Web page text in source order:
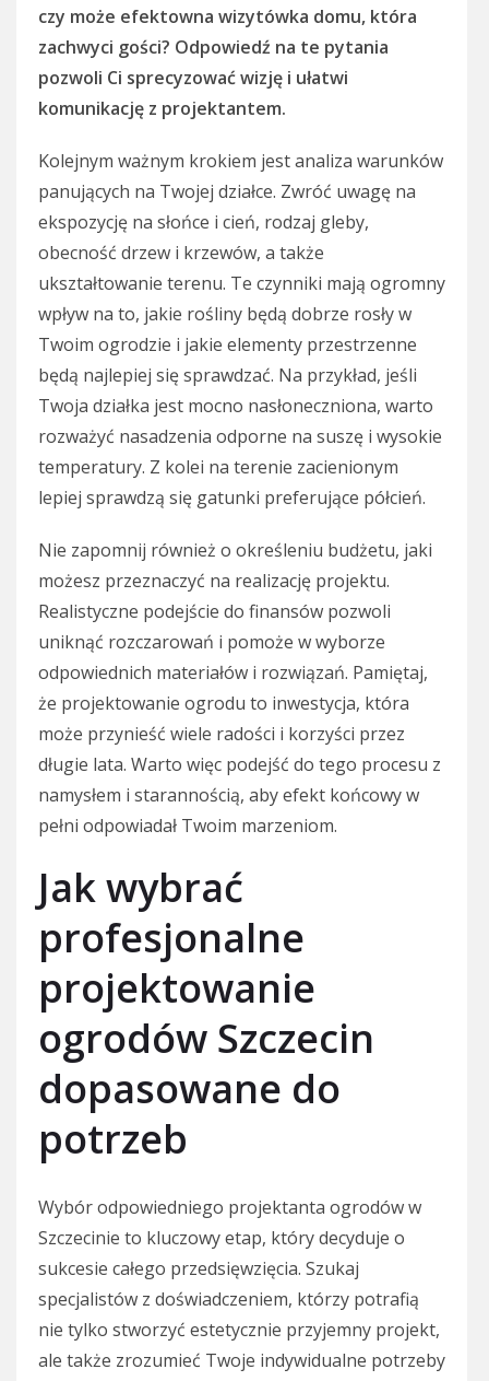
czy może efektowna wizytówka domu, która
zachwyci gości? Odpowiedź na te pytania
pozwoli Ci sprecyzować wizję i ułatwi
komunikację z projektantem.
Kolejnym ważnym krokiem jest analiza warunków
panujących na Twojej działce. Zwróć uwagę na
ekspozycję na słońce i cień, rodzaj gleby,
obecność drzew i krzewów, a także
ukształtowanie terenu. Te czynniki mają ogromny
wpływ na to, jakie rośliny będą dobrze rosły w
Twoim ogrodzie i jakie elementy przestrzenne
będą najlepiej się sprawdzać. Na przykład, jeśli
Twoja działka jest mocno nasłoneczniona, warto
rozważyć nasadzenia odporne na suszę i wysokie
temperatury. Z kolei na terenie zacienionym
lepiej sprawdzą się gatunki preferujące półcień.
Nie zapomnij również o określeniu budżetu, jaki
możesz przeznaczyć na realizację projektu.
Realistyczne podejście do finansów pozwoli
uniknąć rozczarowań i pomoże w wyborze
odpowiednich materiałów i rozwiązań. Pamiętaj,
że projektowanie ogrodu to inwestycja, która
może przynieść wiele radości i korzyści przez
długie lata. Warto więc podejść do tego procesu z
namysłem i starannością, aby efekt końcowy w
pełni odpowiadał Twoim marzeniom.
Jak wybrać
profesjonalne
projektowanie
ogrodów Szczecin
dopasowane do
potrzeb
Wybór odpowiedniego projektanta ogrodów w
Szczecinie to kluczowy etap, który decyduje o
sukcesie całego przedsięwzięcia. Szukaj
specjalistów z doświadczeniem, którzy potrafią
nie tylko stworzyć estetycznie przyjemny projekt,
ale także zrozumieć Twoje indywidualne potrzeby